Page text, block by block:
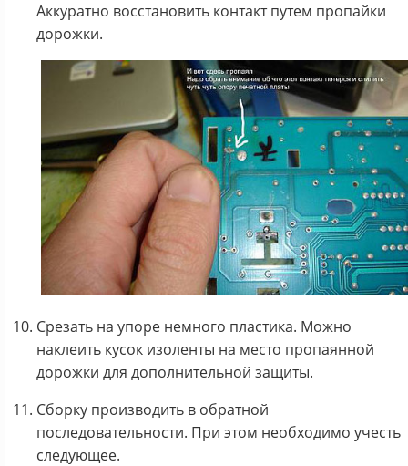
Аккуратно восстановить контакт путем пропайки
дорожки.
Срезать на упоре немного пластика. Можно
наклеить кусок изоленты на место пропаянной
дорожки для дополнительной защиты.
Сборку производить в обратной
последовательности. При этом необходимо учесть
следующее.